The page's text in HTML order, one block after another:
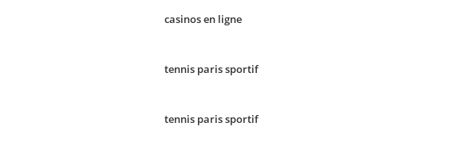
casinos en ligne
tennis paris sportif
tennis paris sportif